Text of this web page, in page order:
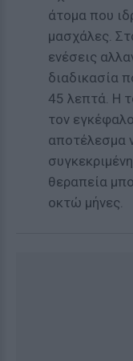
άτομα που
μασχάλες.
ενέσεις
διαδικασία
45 λεπτά. Η
τον
αποτέλεσμα
θεραπεία
οκτώ μήνες.